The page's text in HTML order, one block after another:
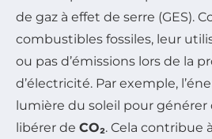
de gaz à effet de serre (GES).
combustibles fossiles, leur
ou pas d’émissions lors de la
d’électricité. Par exemple,
lumière du soleil pour générer
libérer de CO₂. Cela contribue